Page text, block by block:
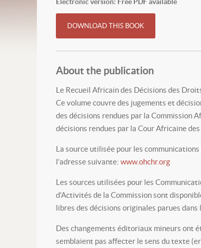
DOWNLOAD THIS BOOK
About the publication
Le Recueil Africain des Décisions des
Ce volume couvre des jugements et
des décisions rendues par la Commission
décisions rendues par la Cour Africaine
La source utilisée pour les
l’adresse suivante: www.ohchr.org
Les sources utilisées pour les
d’Activités de la Commission sont
libres des décisions originales parues
Des changements éditoriaux mineurs ont
semblaient pas affecter le sens du texte